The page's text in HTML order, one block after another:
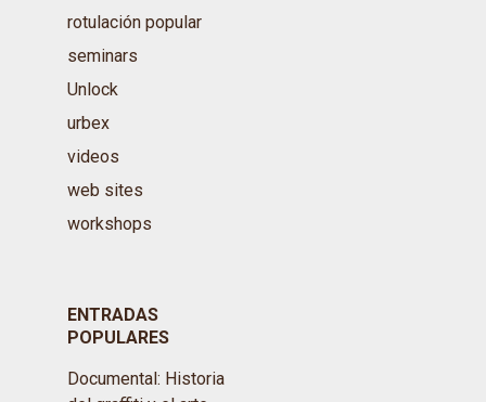
rotulación popular
seminars
Unlock
urbex
videos
web sites
workshops
ENTRADAS
POPULARES
Documental: Historia